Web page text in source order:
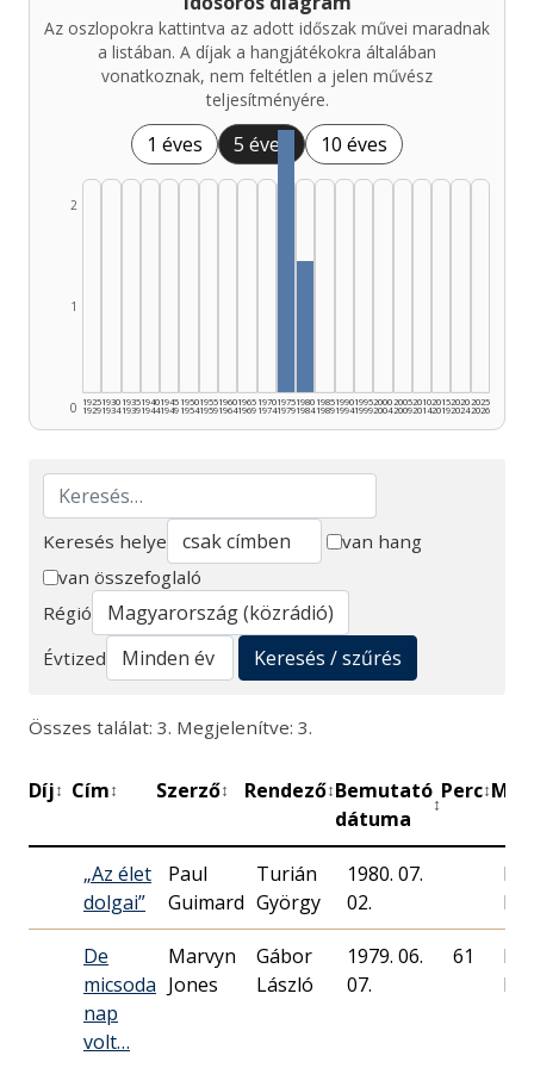
Az oszlopokra kattintva az adott időszak művei maradnak
a listában. A díjak a hangjátékokra általában
vonatkoznak, nem feltétlen a jelen művész
teljesítményére.
1 éves 5 éves 10 éves
0
1
2
1925
1929
1930
1934
1935
1939
1940
1944
1945
1949
1950
1954
1955
1959
1960
1964
1965
1969
1970
1974
1975
1979
1980
1984
1985
1989
1990
1994
1995
1999
2000
2004
2005
2009
2010
2014
2015
2019
2020
2024
2025
2026
Keresés
Keresés helye
van hang
van összefoglaló
Régió
Évtized
Keresés / szűrés
Összes találat: 3. Megjelenítve: 3.
Díj↕ Cím↕ Szerző↕ Rendező↕Bemutató
dátuma
↕
Perc↕
„Az élet
dolgai”
Paul
Guimard
Turián
György
1980. 07.
02.
De
micsoda
nap
volt…
Marvyn
Jones
Gábor
László
1979. 06.
07.
61